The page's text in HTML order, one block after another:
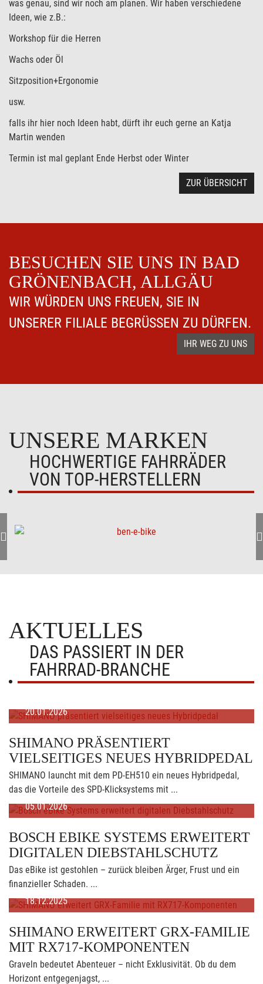
was genau, sind wir noch am planen. Wir haben verschiedene
Ideen, wie z.B.:
Workshop für die Herren
Wachs oder Öl
Sitzposition+Ergonomie
usw.
falls ihr hier noch Ideen habt, dürft ihr euch gerne an Katja
Martin wenden
Termin ist mal geplant Ende Herbst oder Winter
ZUR ÜBERSICHT
BESUCHEN SIE UNS IN BAD
GRÖNENBACH, ALLGÄU
WIR WÜRDEN UNS FREUEN, SIE IN
UNSERER FILIALE BEGRÜSSEN ZU DÜRFEN.
IHR WEG ZU UNS
UNSERE MARKEN
HOCHWERTIGE FAHRRÄDER
VON TOP-HERSTELLERN
AKTUELLES
DAS PASSIERT IN DER
FAHRRAD-BRANCHE
20.01.2026
SHIMANO PRÄSENTIERT
VIELSEITIGES NEUES HYBRIDPEDAL
SHIMANO launcht mit dem PD-EH510 ein neues Hybridpedal,
das die Vorteile des SPD-Klicksystems mit ...
05.01.2026
BOSCH EBIKE SYSTEMS ERWEITERT
DIGITALEN DIEBSTAHLSCHUTZ
Das eBike ist gestohlen – zurück bleiben Ärger, Frust und ein
finanzieller Schaden. ...
18.12.2025
SHIMANO ERWEITERT GRX-FAMILIE
MIT RX717-KOMPONENTEN
Graveln bedeutet Abenteuer – nicht Exklusivität. Ob du dem
Horizont entgegenjagst, ...